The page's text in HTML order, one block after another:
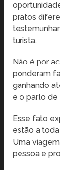
pratos
turista.
Não é por
ponderam
ganhando
e o parto de
Esse fato
estão a
Uma
pessoa e